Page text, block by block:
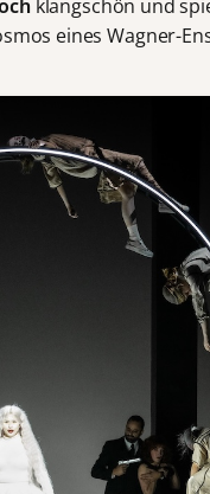
klangschön und
eines Wagner-